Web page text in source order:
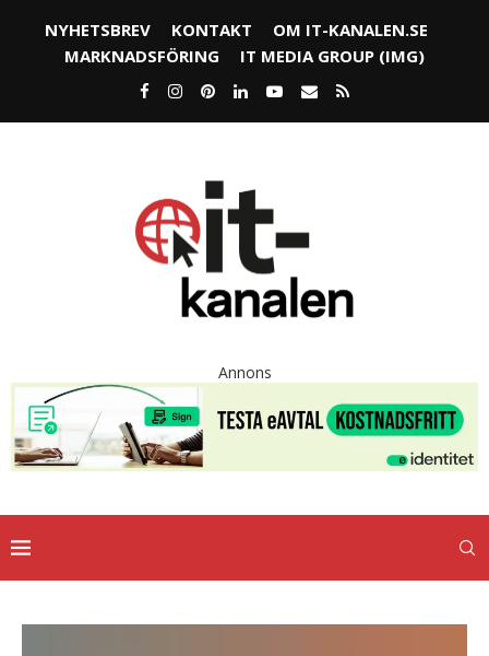
NYHETSBREV KONTAKT
OM IT-KANALEN.SE
MARKNADSFÖRING
IT MEDIA GROUP (IMG)
Annons